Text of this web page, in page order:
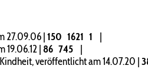
27.09.06|150 1621 1
|
19.06.12 |86 745
|
veröffentlicht am 14.07.20 |